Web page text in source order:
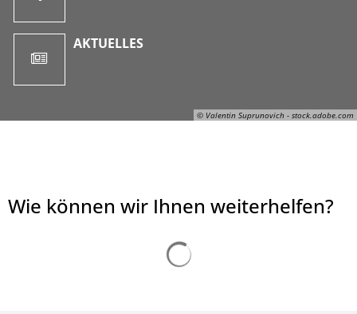
© Valentin Suprunovich - stock.adobe.com
AKTUELLES
Wie können wir Ihnen weiterhelfen?